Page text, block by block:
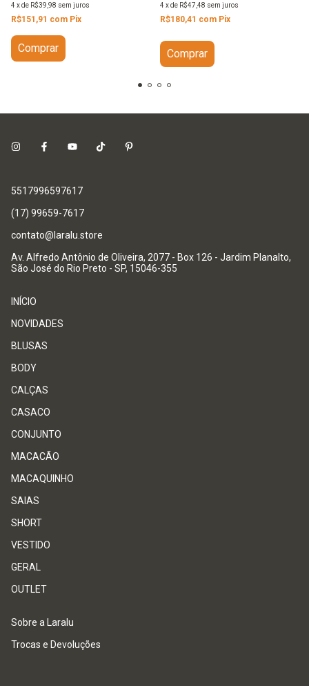
4 xde R$39,98 sem juros
R$151,91 com Pix
Comprar
4 xde R$47,48 sem juros
R$180,41 com Pix
Comprar
5517996597617
(17) 99659-7617
contato@laralu.store
Av. Alfredo Antônio de Oliveira, 2077 - Box 126 - Jardim Planalto,
São José do Rio Preto - SP, 15046-355
INÍCIO
NOVIDADES
BLUSAS
BODY
CALÇAS
CASACO
CONJUNTO
MACACÃO
MACAQUINHO
SAIAS
SHORT
VESTIDO
GERAL
OUTLET
Sobre a Laralu
Trocas e Devoluções